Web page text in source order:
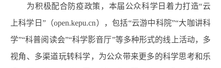
为积极配合防疫政策，本届公众科学日着力打造“云
上科学日”（open.kepu.cn），包括“云游中科院”“大咖讲科
学”“科普阅读会”“科学影音厅”等多种形式的线上活动，多
视角、多渠道玩转科学，为公众带来更多的科学思考和乐